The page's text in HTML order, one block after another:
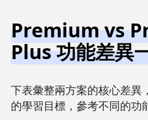
Premium vs
Plus 功能差異
下表彙整兩方案的核心差異
的學習目標，參考不同的功